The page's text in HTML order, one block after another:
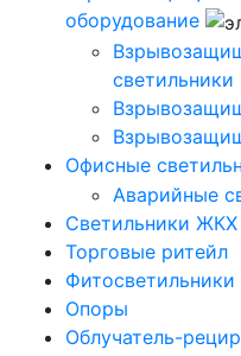
оборудование
светильники
Офисные
Аварийные
Светильники ЖКХ
Торговые ритейл
Фитосветильники
Опоры
Облучатель-